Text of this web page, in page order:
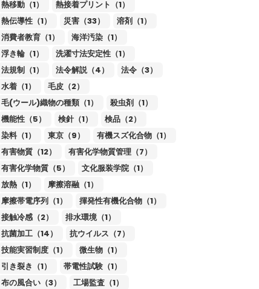
熱移動（1）
熱接着プリント（1）
熱伝導性（1）
災害（33）
溶剤（1）
消費者教育（1）
海洋汚染（1）
浮き輪（1）
洗濯寸法安定性（1）
法規制（1）
法令解説（4）
法令（3）
水着（1）
毛皮（2）
毛(ウール)織物の種類（1）
殺虫剤（1）
機能性（5）
検針（1）
検品（2）
染料（1）
東京（9）
有機スズ化合物（1）
有害物質（12）
有害化学物質管理（7）
有害化学物質（5）
文化服装学院（1）
放熱（1）
摩擦溶融（1）
摩擦帯電序列（1）
揮発性有機化合物（1）
接触冷感（2）
排水環境（1）
抗菌加工（14）
抗ウイルス（7）
技能実習制度（1）
微生物（1）
引き裂き（1）
帯電性試験（1）
布の風合い（3）
工場監査（1）